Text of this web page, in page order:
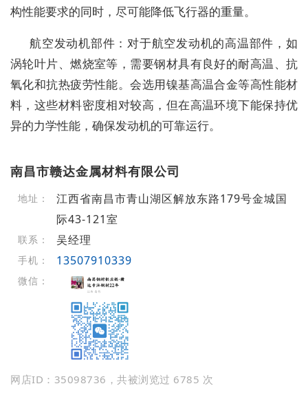
构性能要求的同时，尽可能降低飞行器的重量。
航空发动机部件：对于航空发动机的高温部件，如
涡轮叶片、燃烧室等，需要钢材具有良好的耐高温、抗
氧化和抗热疲劳性能。会选用镍基高温合金等高性能材
料，这些材料密度相对较高，但在高温环境下能保持优
异的力学性能，确保发动机的可靠运行。
南昌市赣达金属材料有限公司
地址：
江西省南昌市青山湖区解放东路179号金城国
际43-121室
联系： 吴经理
手机： 13507910339
微信：
网店ID：35098736，共被浏览过 6785 次